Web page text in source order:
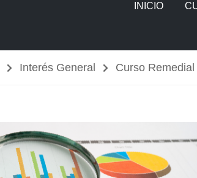
INICIO
Interés General Curso